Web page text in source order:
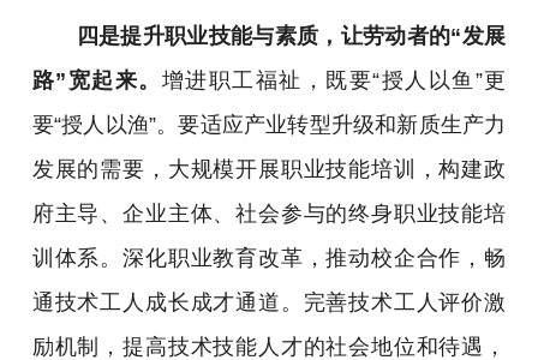
四是提升职业技能与素质，让劳动者的“发展
路”宽起来。 增进职工福祉，既要“授人以鱼”更
要“授人以渔”。要适应产业转型升级和新质生产力
发展的需要，大规模开展职业技能培训，构建政
府主导、企业主体、社会参与的终身职业技能培
训体系。深化职业教育改革，推动校企合作，畅
通技术工人成长成才通道。完善技术工人评价激
励机制，提高技术技能人才的社会地位和待遇，